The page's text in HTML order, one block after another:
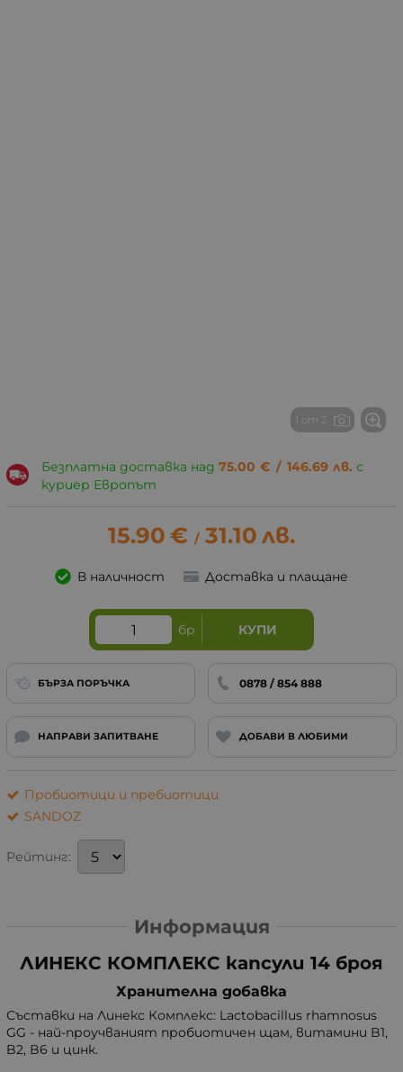
1 от 2
Безплатна доставка над 75.00 € / 146.69 лв. с
куриер Европът
15.90 € / 31.10 лв.
В наличност Доставка и плащане
бр КУПИ
БЪРЗА ПОРЪЧКА 0878 / 854 888
НАПРАВИ ЗАПИТВАНЕ ДОБАВИ В ЛЮБИМИ
Пробиотици и пребиотици
SANDOZ
Рейтинг:
Информация
ЛИНЕКС КОМПЛЕКС капсули 14 броя
Хранителна добавка
Съставки на Линекс Комплекс: Lactobacillus rhamnosus
GG - най-проучваният пробиотичен щам, витамини B1,
B2, B6 и цинк.